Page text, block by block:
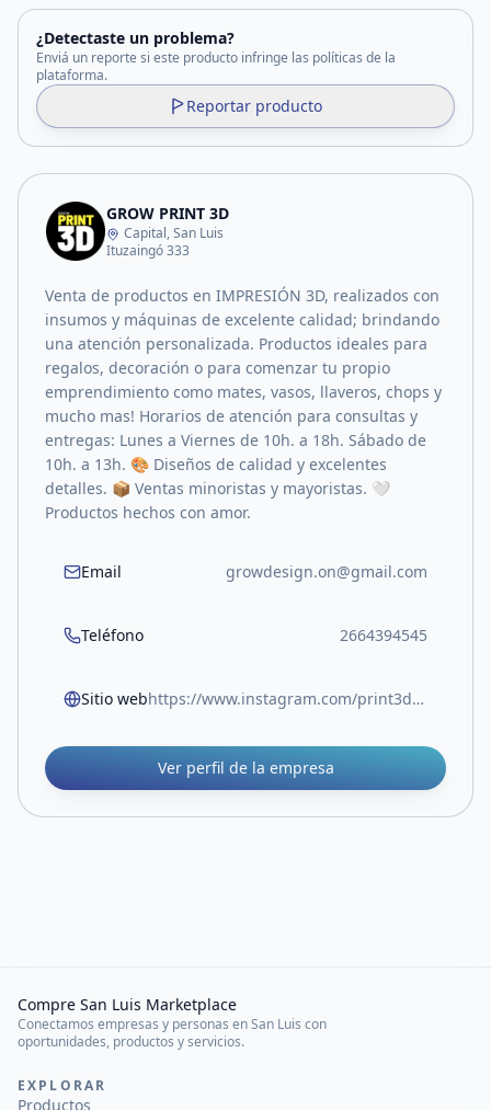
¿Detectaste un problema?
Enviá un reporte si este producto infringe las políticas de la
plataforma.
Reportar producto
GROW PRINT 3D
Capital, San Luis
Ituzaingó 333
Venta de productos en IMPRESIÓN 3D, realizados con
insumos y máquinas de excelente calidad; brindando
una atención personalizada. Productos ideales para
regalos, decoración o para comenzar tu propio
emprendimiento como mates, vasos, llaveros, chops y
mucho mas! Horarios de atención para consultas y
entregas: Lunes a Viernes de 10h. a 18h. Sábado de
10h. a 13h. 🎨 Diseños de calidad y excelentes
detalles. 📦 Ventas minoristas y mayoristas. 🤍
Productos hechos con amor.
Email growdesign.on@gmail.com
Teléfono 2664394545
Sitio web https://www.instagram.com/print3d.grow
Ver perfil de la empresa
Compre San Luis Marketplace
Conectamos empresas y personas en San Luis con
oportunidades, productos y servicios.
EXPLORAR
Productos